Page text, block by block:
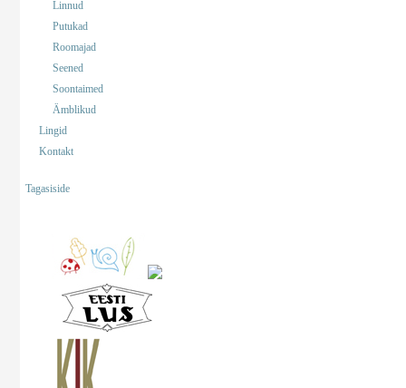
Linnud
Putukad
Roomajad
Seened
Soontaimed
Ämblikud
Lingid
Kontakt
Tagasiside